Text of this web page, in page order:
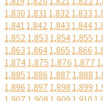
1,8301,8311,8321,833
1,8411,8421,8431,844
1,8521,8531,8541,855
1,8631,8641,8651,866
1,8741,8751,8761,877
1,8851,8861,8871,888
1,8961,8971,8981,899